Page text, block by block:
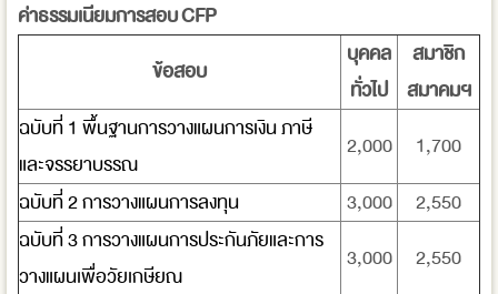
ค่าธรรมเนียมการสอบCFP
ข้อสอบ
บุคคล
ทั่วไป
สมาชิก
สมาคมฯ
ฉบับที่ 1 พื้นฐานการวางแผนการเงิน ภาษี
และจรรยาบรรณ
2,000
1,700
ฉบับที่ 2 การวางแผนการลงทุน
3,000
2,550
ฉบับที่ 3 การวางแผนการประกันภัยและการ
วางแผนเพื่อวัยเกษียณ
3,000
2,550